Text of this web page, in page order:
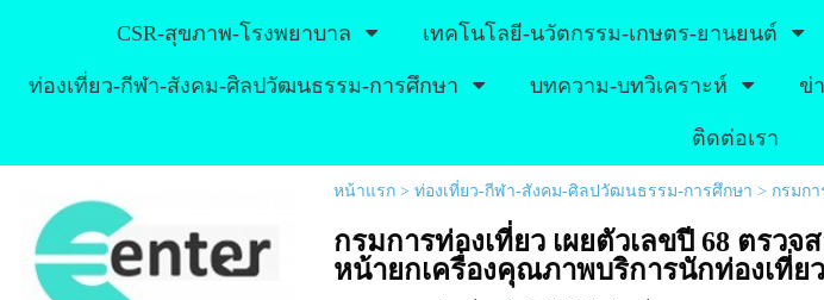
CSR-สุขภาพ-โรงพยาบาล เทคโนโลยี-นวัตกรรม-เกษตร-ยานยนต์
ท่องเที่ยว-กีฬา-สังคม-ศิลปวัฒนธรรม-การศึกษา บทความ-บทวิเคราะห์ ข่
ติดต่อเรา
หน้าแรก> ท่องเที่ยว-กีฬา-สังคม-ศิลปวัฒนธรรม-การศึกษา > กรมกา
กรมการท่องเที่ยว เผยตัวเลขปี 68 ตรว
หน้ายกเครื่องคุณภาพบริการนักท่องเที่ยว